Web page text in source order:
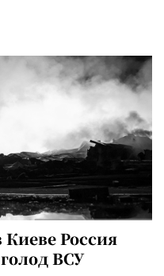
Россия
ВСУ